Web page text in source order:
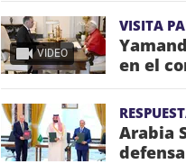
VIDEO
VISITA
en el
Arabia